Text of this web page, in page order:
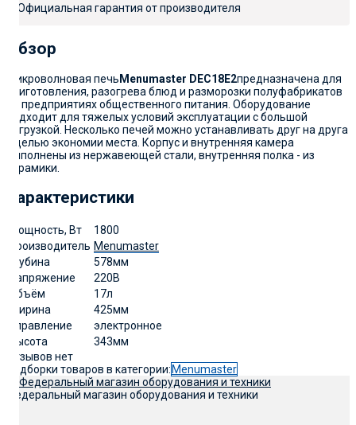
Официальная гарантия от производителя
Обзор
Микроволновая печь Menumaster DEC18E2предназначена для
приготовления, разогрева блюд и разморозки полуфабрикатов
на предприятиях общественного питания. Оборудование
подходит для тяжелых условий эксплуатации с большой
нагрузкой. Несколько печей можно устанавливать друг на друга
с целью экономии места. Корпус и внутренняя камера
выполнены из нержавеющей стали, внутренняя полка - из
керамики.
Характеристики
Мощность, Вт
1800
Производитель Menumaster
Глубина
578мм
Напряжение
220В
Объём
17л
Ширина
425мм
Управление
электронное
Высота
343мм
Отзывов нет
Подборки товаров в категории:Menumaster
Федеральный магазин оборудования и техники